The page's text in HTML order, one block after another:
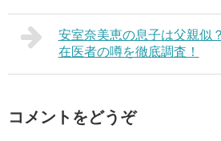
安室奈美恵の息子は父親似
在医者の噂を徹底調査！
コメントをどうぞ